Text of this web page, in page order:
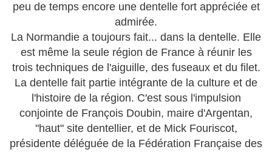
peu de temps encore une dentelle fort appréciée et
admirée.
La Normandie a toujours fait... dans la dentelle. Elle
est même la seule région de France à réunir les
trois techniques de l'aiguille, des fuseaux et du filet.
La dentelle fait partie intégrante de la culture et de
l'histoire de la région. C'est sous l'impulsion
conjointe de François Doubin, maire d'Argentan,
"haut" site dentellier, et de Mick Fouriscot,
présidente déléguée de la Fédération Française des